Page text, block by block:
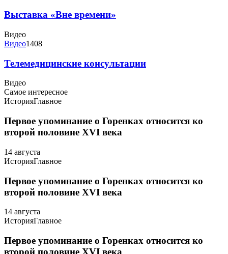
Выставка «Вне времени»
Видео
Видео1408
Телемедицинские консультации
Видео
Самое интересное
ИсторияГлавное
Первое упоминание о Горенках относится ко
второй половине XVI века
14 августа
ИсторияГлавное
Первое упоминание о Горенках относится ко
второй половине XVI века
14 августа
ИсторияГлавное
Первое упоминание о Горенках относится ко
второй половине XVI века